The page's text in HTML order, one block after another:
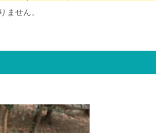
ません。